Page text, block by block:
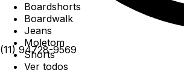
(11) 94728-9569
Boardshorts
Boardwalk
Jeans
Moletom
Shorts
Ver todos